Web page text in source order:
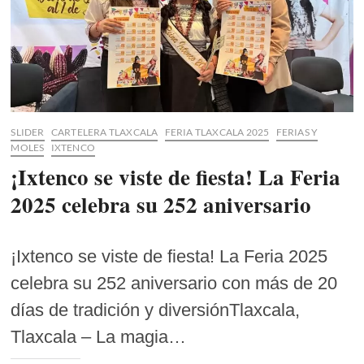
SLIDER CARTELERA TLAXCALA FERIA TLAXCALA 2025
FERIAS Y
MOLES
IXTENCO
¡Ixtenco se viste de fiesta! La Feria
2025 celebra su 252 aniversario
¡Ixtenco se viste de fiesta! La Feria 2025
celebra su 252 aniversario con más de 20
días de tradición y diversiónTlaxcala,
Tlaxcala – La magia…